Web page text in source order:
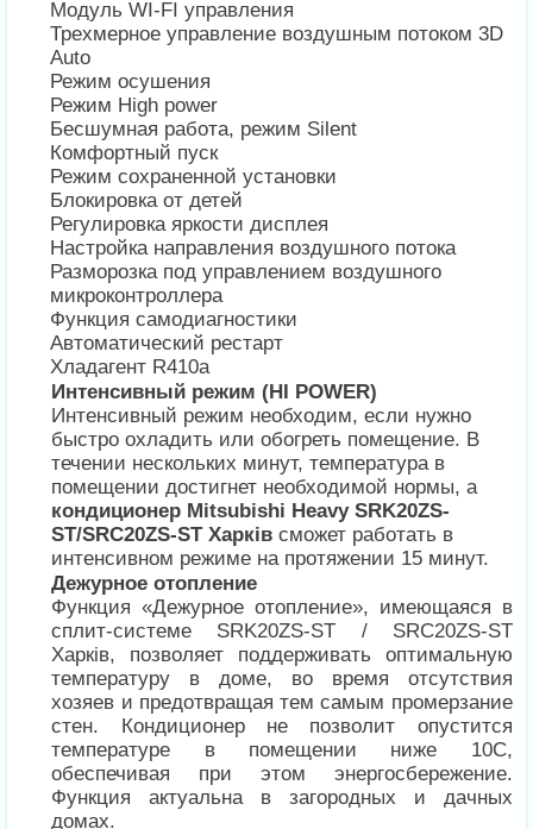
Модуль WI-FI управления
Трехмерное управление воздушным потоком 3D
Auto
Режим осушения
Режим High power
Бесшумная работа, режим Silent
Комфортный пуск
Режим сохраненной установки
Блокировка от детей
Регулировка яркости дисплея
Настройка направления воздушного потока
Разморозка под управлением воздушного
микроконтроллера
Функция самодиагностики
Автоматический рестарт
Хладагент R410a
Интенсивный режим (HI POWER)
Интенсивный режим необходим, если нужно
быстро охладить или обогреть помещение. В
течении нескольких минут, температура в
помещении достигнет необходимой нормы, а
кондиционер Mitsubishi Heavy SRK20ZS-
ST/SRC20ZS-ST Харків сможет работать в
интенсивном режиме на протяжении 15 минут.
Дежурное отопление
Функция «Дежурное отопление», имеющаяся в
сплит-системе SRK20ZS-ST / SRC20ZS-ST
Харків, позволяет поддерживать оптимальную
температуру в доме, во время отсутствия
хозяев и предотвращая тем самым промерзание
стен. Кондиционер не позволит опустится
температуре в помещении ниже 10С,
обеспечивая при этом энергосбережение.
Функция актуальна в загородных и дачных
домах.